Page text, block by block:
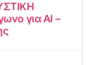
για AI –